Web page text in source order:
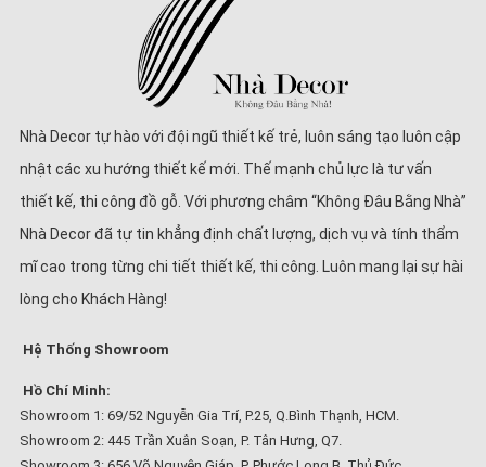
Nhà Decor tự hào với đội ngũ thiết kế trẻ, luôn sáng tạo luôn cập
nhật các xu hướng thiết kế mới. Thế mạnh chủ lực là tư vấn
thiết kế, thi công đồ gỗ. Với phương châm “Không Đâu Bằng Nhà”
Nhà Decor đã tự tin khẳng định chất lượng, dịch vụ và tính thẩm
mĩ cao trong từng chi tiết thiết kế, thi công. Luôn mang lại sự hài
lòng cho Khách Hàng!
Hệ Thống Showroom
Hồ Chí Minh:
Showroom 1: 69/52 Nguyễn Gia Trí, P.25, Q.Bình Thạnh, HCM.
Showroom 2: 445 Trần Xuân Soạn, P. Tân Hưng, Q7.